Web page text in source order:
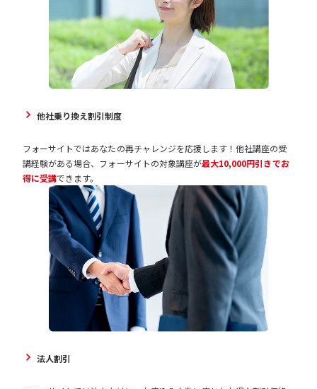
他社乗り換え割引制度
フォーサイトではあなたの再チャレンジを応援します！他社講座の受
講経験がある場合、フォーサイトの対象講座が最大10,000円引きでお
得に受講できます。
法人割引